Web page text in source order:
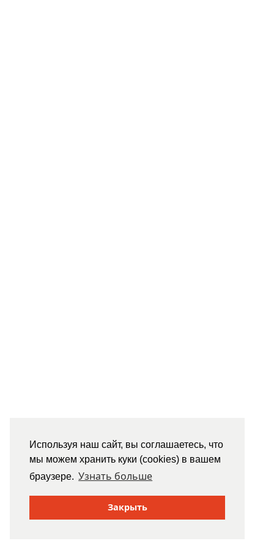
Используя наш сайт, вы соглашаетесь, что
мы можем хранить куки (cookies) в вашем
браузере. Узнать больше
Закрыть